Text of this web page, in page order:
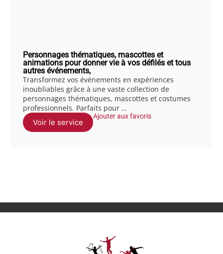
Personnages thématiques, mascottes et
animations pour donner vie à vos défilés et tous
autres événements,
Transformez vos événements en expériences
inoubliables grâce à une vaste collection de
personnages thématiques, mascottes et costumes
professionnels. Parfaits pour …
Voir le service
Ajouter aux favoris